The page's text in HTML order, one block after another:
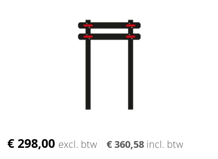
€ 298,00 excl. btw € 360,58 incl. btw
Ga